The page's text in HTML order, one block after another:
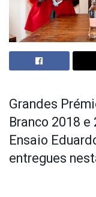
Grandes
Branco 2018
Ensaio
entregues